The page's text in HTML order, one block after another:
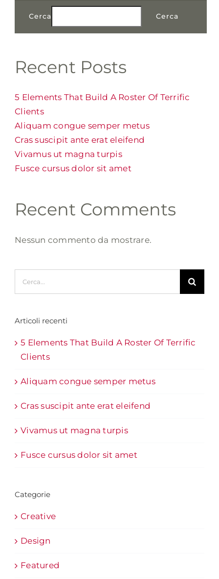
Cerca Cerca
Recent Posts
5 Elements That Build A Roster Of Terrific
Clients
Aliquam congue semper metus
Cras suscipit ante erat eleifend
Vivamus ut magna turpis
Fusce cursus dolor sit amet
Recent Comments
Nessun commento da mostrare.
Articoli recenti
5 Elements That Build A Roster Of Terrific
Clients
Aliquam congue semper metus
Cras suscipit ante erat eleifend
Vivamus ut magna turpis
Fusce cursus dolor sit amet
Categorie
Creative
Design
Featured